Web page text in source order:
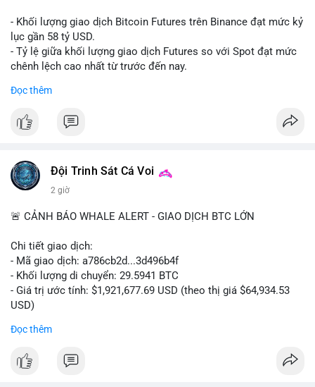
- Khối lượng giao dịch Bitcoin Futures trên Binance đạt mức kỷ
lục gần 58 tỷ USD.
- Tỷ lệ giữa khối lượng giao dịch Futures so với Spot đạt mức
chênh lệch cao nhất từ trước đến nay.
dịch Spot.
#binance #btc
#vlikevn #titanbot
📰 Nguồn: Cointelegraph
Đọc thêm
Đội Trinh Sát Cá Voi
2 giờ
🚨 CẢNH BÁO WHALE ALERT - GIAO DỊCH BTC LỚN
Chi tiết giao dịch:
- Mã giao dịch: a786cb2d...3d496b4f
- Khối lượng di chuyển: 29.5941 BTC
- Giá trị ước tính: $1,921,677.69 USD (theo thị giá $64,934.53
USD)
USD được thực hiện trong một khối chưa xác nhận cho thấy
Đọc thêm